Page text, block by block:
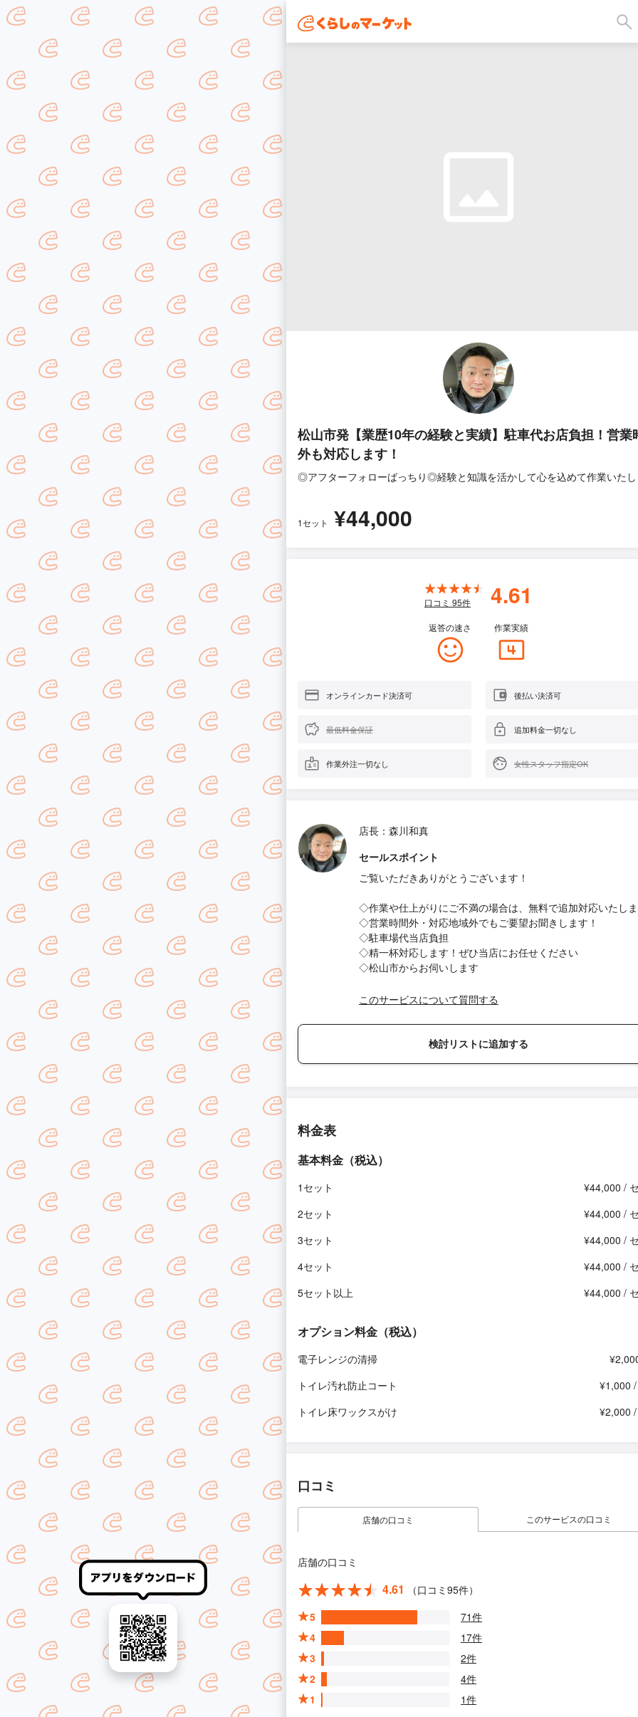
松山市発【業歴10年の経験と実績】駐車代お店負担！営業
外も対応します！
◎アフターフォローばっちり◎経験と知識を活かして心を込めて作業いた
1セット ¥44,000
口コミ 95件 4.61
返答の速さ 作業実績
オンラインカード決済可 後払い決済可
最低料金保証 追加料金一切なし
作業外注一切なし 女性スタッフ指定OK
店長：森川和真
セールスポイント
ご覧いただきありがとうございます！
◇作業や仕上がりにご不満の場合は、無料で追加対応いたし
◇営業時間外・対応地域外でもご要望お聞きします！
◇駐車場代当店負担
◇精一杯対応します！ぜひ当店にお任せください
◇松山市からお伺いします
このサービスについて質問する
検討リストに追加する
料金表
基本料金（税込）
1セット
¥44,000 /
2セット
¥44,000 /
3セット
¥44,000 /
4セット
¥44,000 /
5セット以上
¥44,000 /
オプション料金（税込）
電子レンジの清掃
トイレ汚れ防止コート
¥1,000
トイレ床ワックスがけ
¥2,000
口コミ
店舗の口コミ このサービスの口コミ
店舗の口コミ
4.61
（口コミ95件）
5
71件
4
17件
3
2件
2
4件
1
1件